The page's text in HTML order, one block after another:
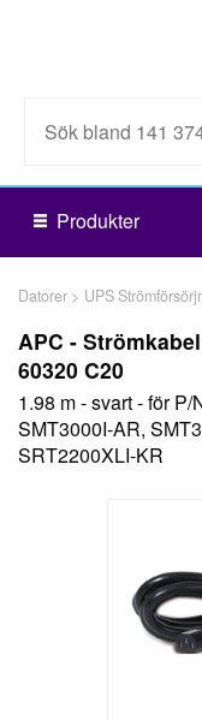
Produkter
Datorer UPS
APC -
60320 C20
1.98 m - svart - för
SMT3000I-AR,
SRT2200XLI-KR